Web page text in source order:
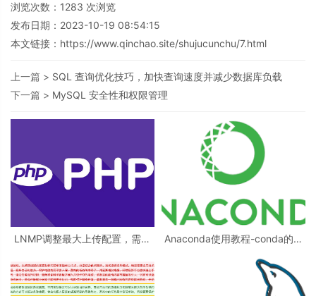
浏览次数： 1283 次浏览
发布日期：2023-10-19 08:54:15
本文链接： https://www.qinchao.site/shujucunchu/7.html
上一篇 > SQL 查询优化技巧，加快查询速度并减少数据库负载
下一篇 > MySQL 安全性和权限管理
LNMP调整最大上传配置，需要
Anaconda使用教程-conda的使